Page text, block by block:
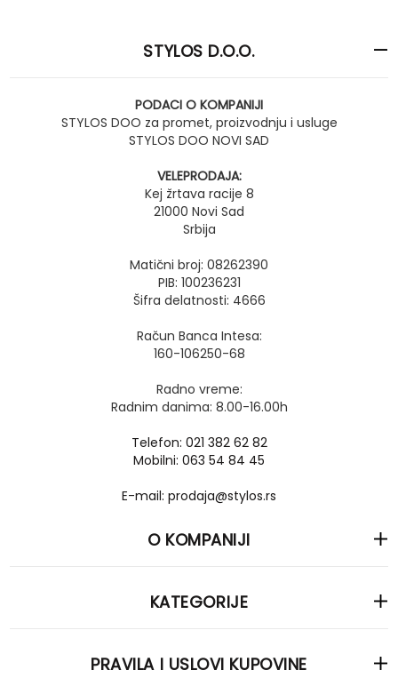
STYLOS D.O.O.
PODACI O KOMPANIJI
STYLOS DOO za promet, proizvodnju i usluge
STYLOS DOO NOVI SAD
VELEPRODAJA:
Kej žrtava racije 8
21000 Novi Sad
Srbija
Matični broj: 08262390
PIB: 100236231
Šifra delatnosti: 4666
Račun Banca Intesa:
160-106250-68
Radno vreme:
Radnim danima: 8.00-16.00h
Telefon: 021 382 62 82
Mobilni: 063 54 84 45
E-mail: prodaja@stylos.rs
O KOMPANIJI
KATEGORIJE
PRAVILA I USLOVI KUPOVINE